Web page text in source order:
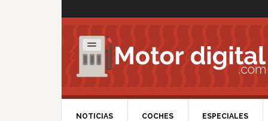
NOTICIAS COCHES ESPECIALES